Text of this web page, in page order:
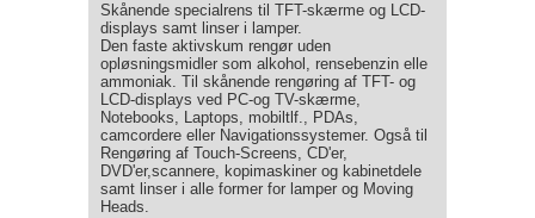
Skånende specialrens til TFT-skærme og LCD-
displays samt linser i lamper.
Den faste aktivskum rengør uden
opløsningsmidler som alkohol, rensebenzin elle
ammoniak. Til skånende rengøring af TFT- og
LCD-displays ved PC-og TV-skærme,
Notebooks, Laptops, mobiltlf., PDAs,
camcordere eller Navigationssystemer. Også til
Rengøring af Touch-Screens, CD'er,
DVD'er,scannere, kopimaskiner og kabinetdele
samt linser i alle former for lamper og Moving
Heads.